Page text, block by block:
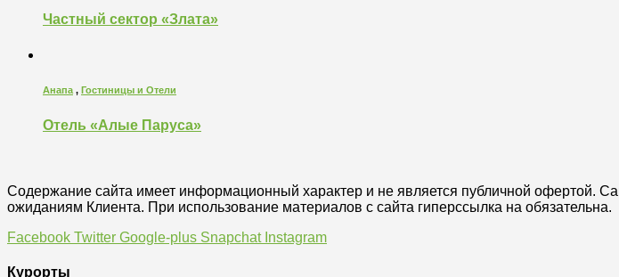
Частный сектор «Злата»
Анапа, Гостиницы и Отели
Отель «Алые Паруса»
Содержание сайта имеет информационный характер и не является публичной офертой.
ожиданиям Клиента. При использование материалов с сайта гиперссылка на обязательна.
Facebook Twitter Google-plus Snapchat Instagram
Курорты